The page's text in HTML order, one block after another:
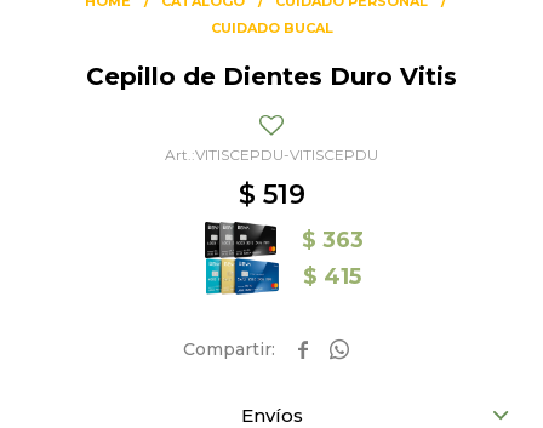
CUIDADO BUCAL
Cepillo de Dientes Duro Vitis
VITISCEPDU-VITISCEPDU
$ 519
$ 363
$ 415
 
Envíos